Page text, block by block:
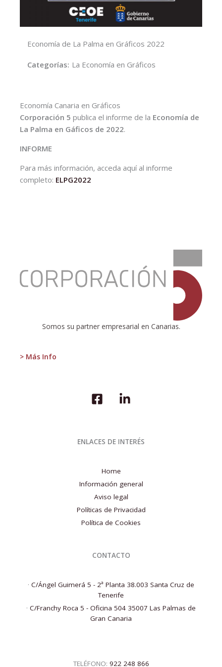
Economía de La Palma en Gráficos 2022
Categorías: La Economía en Gráficos
Economía Canaria en Gráficos
Corporación 5 publica el informe de la Economía de
La Palma en Gáficos de 2022.
INFORME
Para más información, acceda aquí al informe
completo: ELPG2022
Somos su partner empresarial en Canarias.
> Más Info
de
La
2022
ENLACES DE INTERÉS
Home
Información general
Aviso legal
Políticas de Privacidad
Política de Cookies
CONTACTO
· C/Ángel Guimerá 5 - 2ª Planta 38.003 Santa Cruz de
Tenerife
· C/Franchy Roca 5 - Oficina 504 35007 Las Palmas de
Gran Canaria
TELÉFONO: 922 248 866